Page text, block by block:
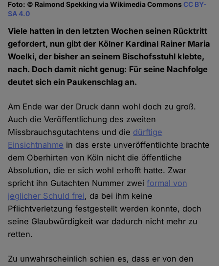
Foto: © Raimond Spekking via Wikimedia CommonsCC BY-
SA 4.0
Viele hatten in den letzten Wochen seinen Rücktritt
gefordert, nun gibt der Kölner Kardinal Rainer Maria
Woelki, der bisher an seinem Bischofsstuhl klebte,
nach. Doch damit nicht genug: Für seine Nachfolge
deutet sich ein Paukenschlag an.
Am Ende war der Druck dann wohl doch zu groß.
Auch die Veröffentlichung des zweiten
Missbrauchsgutachtens und die dürftige
Einsichtnahme in das erste unveröffentlichte brachte
dem Oberhirten von Köln nicht die öffentliche
Absolution, die er sich wohl erhofft hatte. Zwar
spricht ihn Gutachten Nummer zweiformal von
jeglicher Schuld frei, da bei ihm keine
Pflichtverletzung festgestellt werden konnte, doch
seine Glaubwürdigkeit war dadurch nicht mehr zu
retten.
Zu unwahrscheinlich schien es, dass er von den